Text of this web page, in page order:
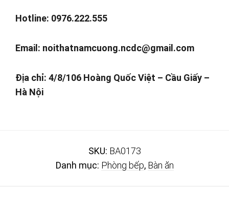
Hotline: 0976.222.555
Email: noithatnamcuong.ncdc@gmail.com
Địa chỉ: 4/8/106 Hoàng Quốc Việt – Cầu Giấy –
Hà Nội
SKU: BA0173
Danh mục: Phòng bếp, Bàn ăn